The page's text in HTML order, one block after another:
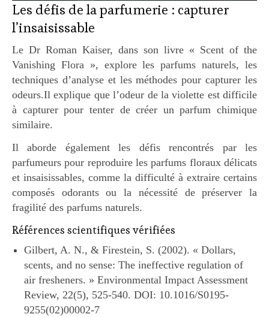
Les défis de la parfumerie : capturer
l’insaisissable
Le Dr Roman Kaiser, dans son livre « Scent of the
Vanishing Flora », explore les parfums naturels, les
techniques d’analyse et les méthodes pour capturer les
odeurs.Il explique que l’odeur de la violette est difficile
à capturer pour tenter de créer un parfum chimique
similaire.
Il aborde également les défis rencontrés par les
parfumeurs pour reproduire les parfums floraux délicats
et insaisissables, comme la difficulté à extraire certains
composés odorants ou la nécessité de préserver la
fragilité des parfums naturels.
Références scientifiques vérifiées
Gilbert, A. N., & Firestein, S. (2002). « Dollars,
scents, and no sense: The ineffective regulation of
air fresheners. » Environmental Impact Assessment
Review, 22(5), 525-540. DOI: 10.1016/S0195-
9255(02)00002-7